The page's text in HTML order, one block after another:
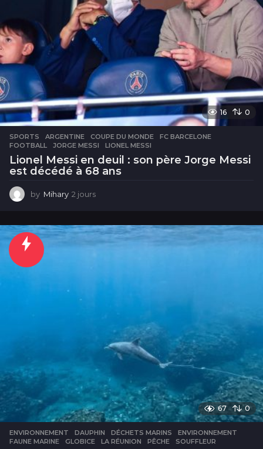
16 0
SPORTS ARGENTINE ,COUPE DU MONDE ,FC BARCELONE
FOOTBALL
,JORGE MESSI ,LIONEL MESSI
Lionel Messi en deuil : son père Jorge Messi
est décédé à 68 ans
by Mihary 2 jours
u
67 0
ENVIRONNEMENT DAUPHIN ,DÉCHETS MARINS ,ENVIRONNEMENT
FAUNE MARINE
,GLOBICE ,LA RÉUNION ,PÊCHE ,SOUFFLEUR